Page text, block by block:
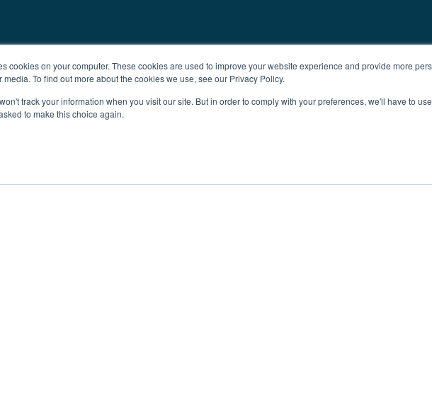
cookies on your computer. These cookies are used to improve your website experience and provide more
To find out more about the cookies we use, see our Privacy Policy.
track your information when you visit our site. But in order to comply with your preferences, we'll have to
to make this choice again.